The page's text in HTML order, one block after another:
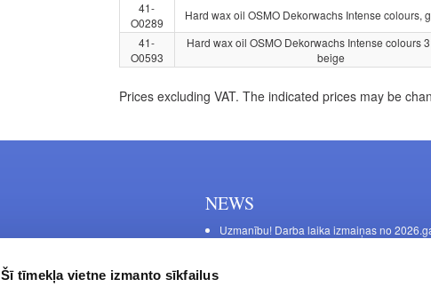
Šī tīmekļa vietne izmanto sīkfailus
41-
O0289
Hard wax oil OSMO Dekorwachs Intense colours,
41-
O0593
Hard wax oil OSMO Dekorwachs Intense colours
beige
Prices excluding VAT. The indicated prices may be
NEWS
Uzmanību! Darba laika izmaiņas no